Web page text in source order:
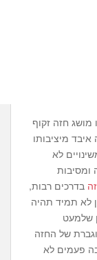
מושג חזה זקוף
מיציבותו
לא
ומסיבות
בדרכים רבות,
לא תמיד תהיה
שלמעט
של החזה
פעמים לא